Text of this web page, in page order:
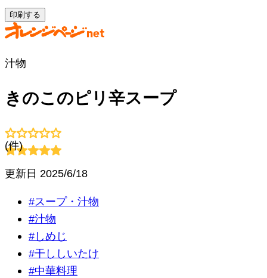
印刷する
汁物
きのこのピリ辛スープ
(件)
更新日 2025/6/18
#スープ・汁物
#汁物
#しめじ
#干ししいたけ
#中華料理